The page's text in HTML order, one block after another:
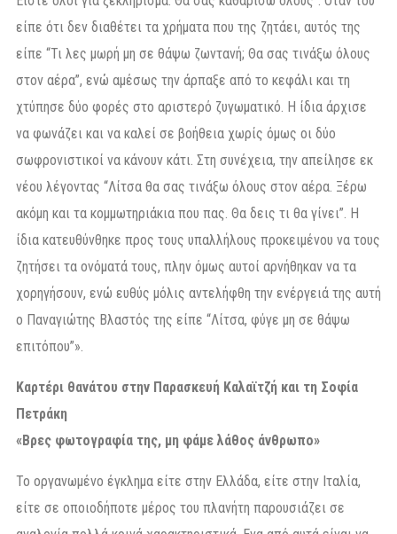
είπε ότι δεν διαθέτει τα χρήματα που της ζητάει, αυτός της
είπε “Τι λες μωρή μη σε θάψω ζωντανή; Θα σας τινάξω όλους
στον αέρα”, ενώ αμέσως την άρπαξε από το κεφάλι και τη
χτύπησε δύο φορές στο αριστερό ζυγωματικό. Η ίδια άρχισε
να φωνάζει και να καλεί σε βοήθεια χωρίς όμως οι δύο
σωφρονιστικοί να κάνουν κάτι. Στη συνέχεια, την απείλησε εκ
νέου λέγοντας “Λίτσα θα σας τινάξω όλους στον αέρα. Ξέρω
ακόμη και τα κομμωτηριάκια που πας. Θα δεις τι θα γίνει”. Η
ίδια κατευθύνθηκε προς τους υπαλλήλους προκειμένου να τους
ζητήσει τα ονόματά τους, πλην όμως αυτοί αρνήθηκαν να τα
χορηγήσουν, ενώ ευθύς μόλις αντελήφθη την ενέργειά της αυτή
ο Παναγιώτης Βλαστός της είπε “Λίτσα, φύγε μη σε θάψω
επιτόπου”».
Καρτέρι θανάτου στην Παρασκευή Καλαϊτζή και τη Σοφία
Πετράκη
«Βρες φωτογραφία της, μη φάμε λάθος άνθρωπο»
Το οργανωμένο έγκλημα είτε στην Ελλάδα, είτε στην Ιταλία,
είτε σε οποιοδήποτε μέρος του πλανήτη παρουσιάζει σε